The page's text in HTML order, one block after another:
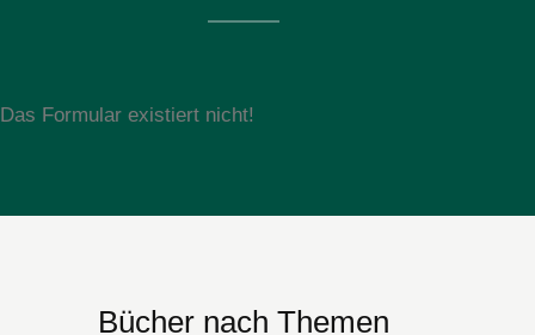
Das Formular existiert nicht!
Bücher nach Themen